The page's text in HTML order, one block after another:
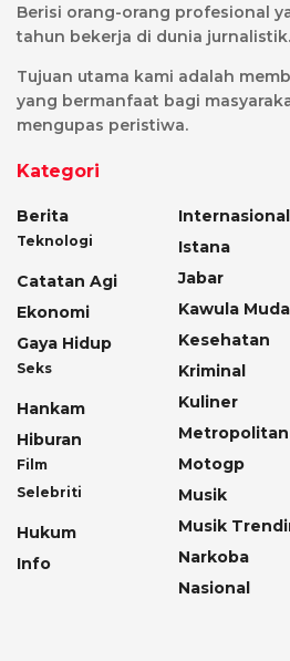
Berisi orang-orang profesional
tahun bekerja di dunia jurnalistik.
Tujuan utama kami adalah
yang bermanfaat bagi
mengupas peristiwa.
Kategori
Berita
Teknologi
Catatan Agi
Ekonomi
Gaya Hidup
Seks
Hankam
Hiburan
Film
Selebriti
Hukum
Info
Internasional
Istana
Jabar
Kawula Muda
Kesehatan
Kriminal
Kuliner
Metropolitan
Motogp
Musik
Musik
Narkoba
Nasional